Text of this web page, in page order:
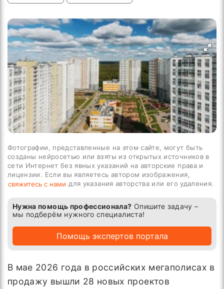
Фотографии, представленные на этом сайте, могут быть
созданы нейросетью или взяты из открытых источников в
сети Интернет без явных указаний на авторские права и
лицензии. Если вы являетесь автором изображения,
свяжитесь с нами для указания авторства или его удаления.
Нужна помощь профессионала? Опишите задачу –
мы подберём нужного специалиста!
Помощь экспертов портала
В мае 2026 года в российских мегаполисах в
продажу вышли 28 новых проектов